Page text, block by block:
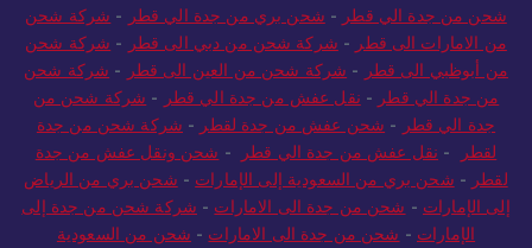
شحن من جدة الي قطر - شحن بري من جدة الي قطر - شركة شحن
من الامارات الى قطر - شركة شحن من دبي الى قطر - شركة شحن
من أبوظبي الى قطر - شركة شحن من العين الى قطر - شركة شحن
من جدة الي قطر - نقل عفش من جدة الي قطر - شركة شحن من
جدة الي قطر - شحن عفش من جدة لقطر - شركة شحن من جدة
لقطر
- نقل عفش من جدة الي قطر - شحن ونقل عفش من جدة
لقطر - شحن بري من السعودية إلى الإمارات - شحن بري من الرياض
إلى الإمارات - شحن من جدة الى الامارات - شركة شحن من جدة إلى
الإمارات - شحن من جدة الى الامارات - شحن من السعودية